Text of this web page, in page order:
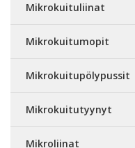
Mikrokuituliinat
Mikrokuitumopit
Mikrokuitupölypussit
Mikrokuitutyynyt
Mikroliinat